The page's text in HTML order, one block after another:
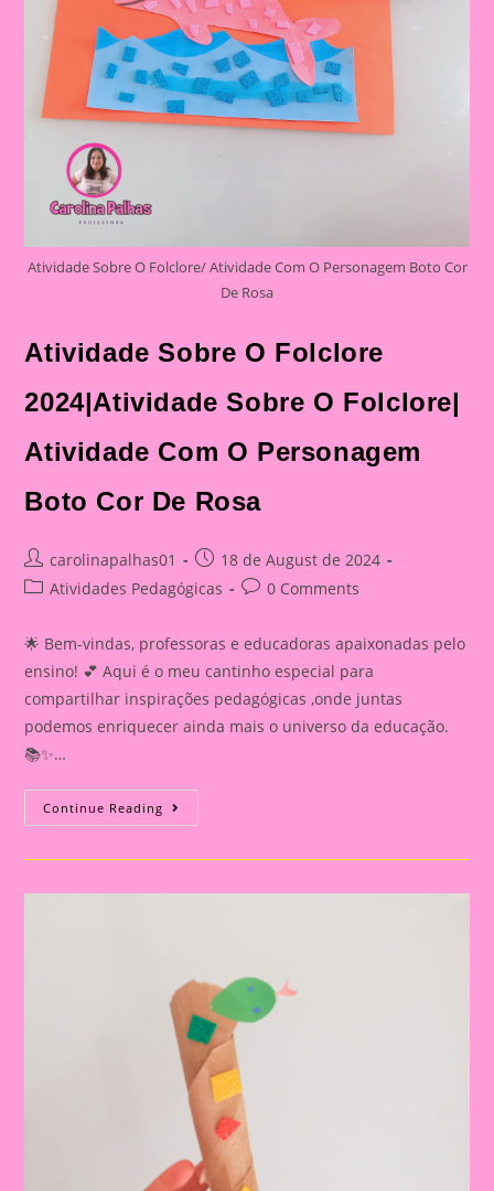
Atividade Sobre O Folclore/ Atividade Com O Personagem Boto Cor
De Rosa
Atividade Sobre O Folclore
2024|Atividade Sobre O Folclore|
Atividade Com O Personagem
Boto Cor De Rosa
Post
author:
carolinapalhas01
Post
published:
18 de August de 2024
PostAtividades Pedagógicas
Post0 Comments
🌟 Bem-vindas, professoras e educadoras apaixonadas pelo
ensino! 💕 Aqui é o meu cantinho especial para
compartilhar inspirações pedagógicas ,onde juntas
podemos enriquecer ainda mais o universo da educação.
📚✨…
Continue Reading Atividade
Sobre
O
Personagem
Boto
Cor
De
Rosa